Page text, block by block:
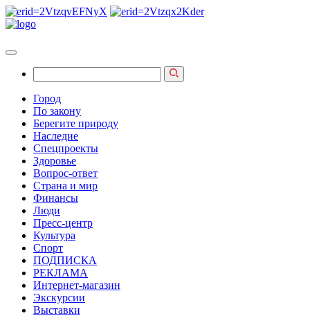
Город
По закону
Берегите природу
Наследие
Спецпроекты
Здоровье
Вопрос-ответ
Страна и мир
Финансы
Люди
Пресс-центр
Культура
Спорт
ПОДПИСКА
РЕКЛАМА
Интернет-магазин
Экскурсии
Выставки